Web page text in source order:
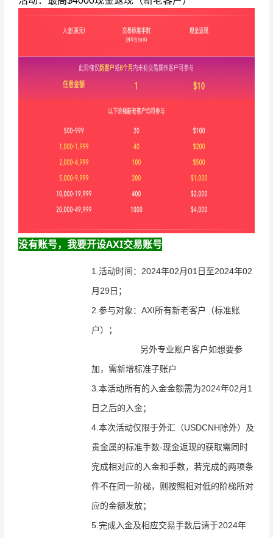
没有账号，我要开设AXI交易账号
1.活动时间：2024年02月01日至2024年02
月29日；
2.参与对象：AXI所有新老客户（标准账
户）
；
另外专业账户客户如想要参
加，需新增标准子账户
3.本活动所有的 入金金额需为2024年02月1
日之后的入金；
4.本次活动仅限于外汇（USDCNH除外）及
贵金属的标准手数-现金返现的获取需同时
完成相对应的入金和手数，若完成的两项条
件不在同一阶梯，则按照相对低的阶梯所对
应的金额发放；
5.完成入金及相应交易手数后请于2024年